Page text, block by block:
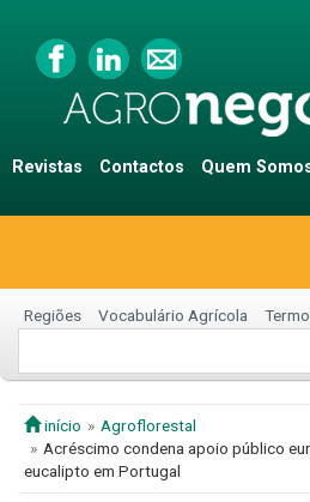
Revistas Contactos Quem
Regiões Vocabulário Agrícola
início
Agroflorestal
Acréscimo condena apoio público
eucalipto em Portugal